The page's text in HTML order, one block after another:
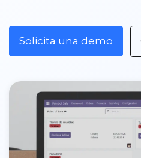
Solicita una demo